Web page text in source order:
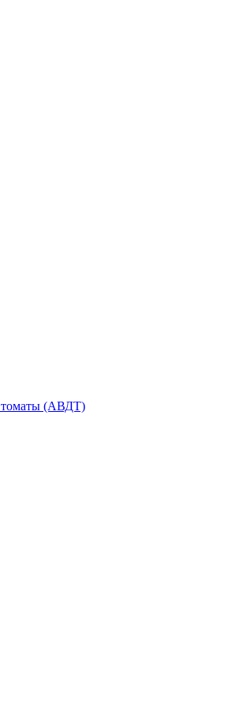
(АВДТ)